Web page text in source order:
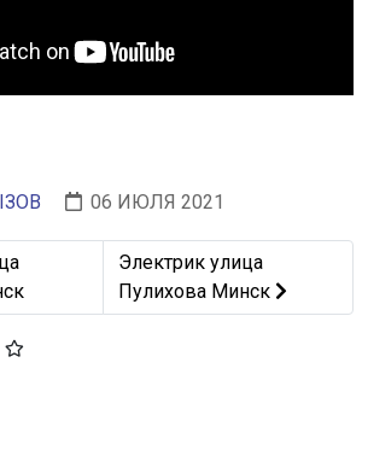
06 ИЮЛЯ 2021
улица Румянцева Минск
Следующий: Электрик
Электрик улица
Пулихова Минск